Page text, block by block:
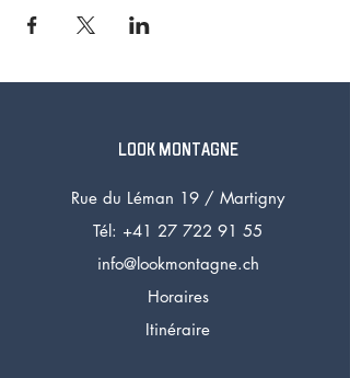
LOOK MONTAGNE
Rue du Léman 19 / Martigny
Tél: +41 27 722 91 55
info@lookmontagne.ch
Horaires
Itinéraire